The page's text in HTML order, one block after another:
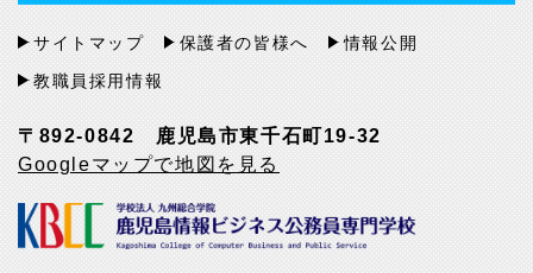
〒892-0842 鹿児島市東千石町19-32
Googleマップで地図を見る
サイトマップ 保護者の皆様へ
情報公開
教職員採用情報